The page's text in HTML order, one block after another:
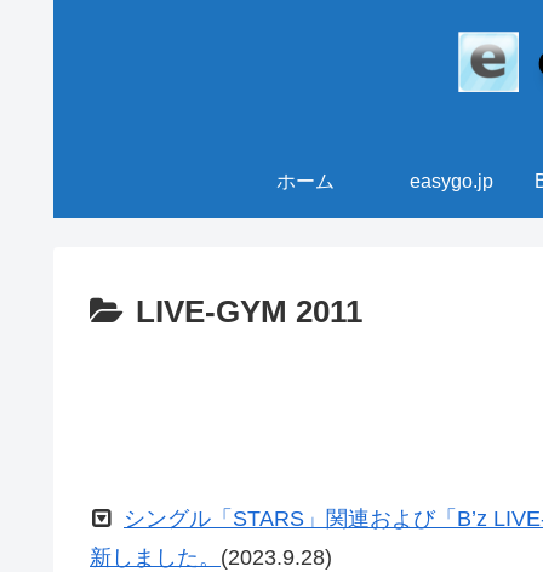
ホーム easygo.jp
LIVE-GYM 2011
シングル「STARS」関連および「B’z
新しました。 (2023.9.28)